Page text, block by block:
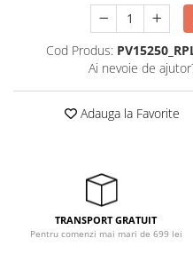
Adaptoare
Mouse
Componente PC
Cod Produs:
Ai nevoie de
Adauga la Favorite
TRANSPORT GRATUIT
Pentru comenzi mai mari de 699 lei